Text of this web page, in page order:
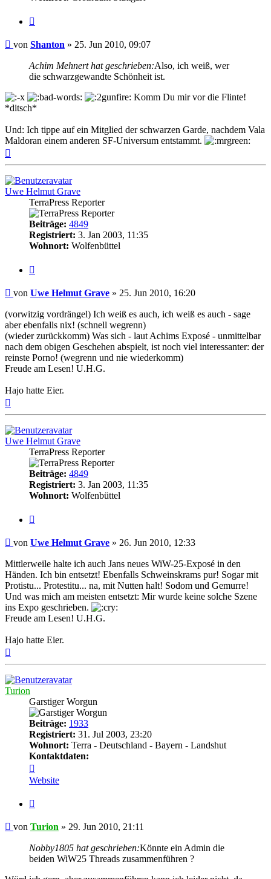
Beitrag
von Shanton » 25. Jun 2010, 09:07
Achim Mehnert hat geschrieben:Also, ich weiß, wer
die schwarzgewandte Schönheit ist.
Komm Du mir vor die Flinte!
*ditsch*
Und: Ich tippe auf ein Mitglied der schwarzen Garde, nachdem Vala
Maldoran einem anderen SF-Universum entstammt.
Uwe Helmut Grave
TerraPress Reporter
Beiträge: 4849
Registriert: 3. Jan 2003, 11:35
Wohnort: Wolfenbüttel
Beitrag
von Uwe Helmut Grave » 25. Jun 2010, 16:20
(vorwitzig vordrängel) Ich weiß es auch, ich weiß es auch - sage
aber ebenfalls nix! (schnell wegrenn)
(wieder zurückkomm) Was sich - laut Achims Exposé - unmittelbar
nach dem obigen Geschehen abspielt, ist noch viel interessanter: der
reinste Porno! (wegrenn und nie wiederkomm)
Freude am Lesen! U.H.G.
Hajo hatte Eier.
Uwe Helmut Grave
TerraPress Reporter
Beiträge: 4849
Registriert: 3. Jan 2003, 11:35
Wohnort: Wolfenbüttel
Beitrag
von Uwe Helmut Grave » 26. Jun 2010, 12:33
Mittlerweile halte ich auch Jans neues WiW-25-Exposé in den
Händen. Ich bin entsetzt! Ebenfalls Schweinskrams pur! Sogar mit
Protistu... Protestitu... na, mit Nutten halt! Sodom und Gemurre!
Und was mich am meisten entsetzt: Mir wurde keine solche Szene
ins Expo geschrieben.
Freude am Lesen! U.H.G.
Hajo hatte Eier.
Turion
Garstiger Worgun
Beiträge: 1933
Registriert: 31. Jul 2003, 23:20
Wohnort: Terra - Deutschland - Bayern - Landshut
Kontaktdaten:
von
Turion
Website
Beitrag
von Turion » 29. Jun 2010, 21:11
Nobby1805 hat geschrieben:Könnte ein Admin die
beiden WiW25 Threads zusammenführen ?